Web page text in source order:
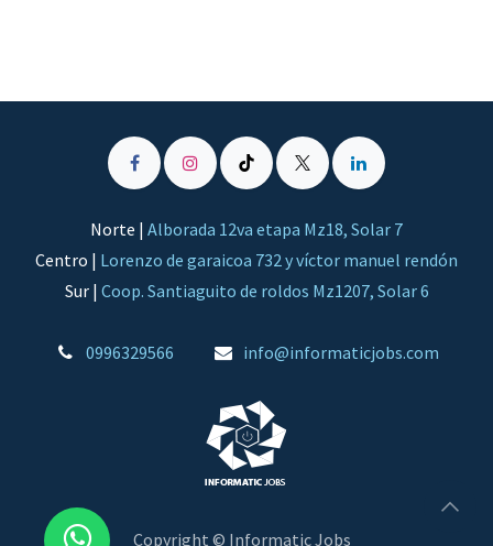
Norte | Alborada 12va etapa Mz18, Solar 7
Centro | Lorenzo de garaicoa 732 y víctor manuel rendón
Sur | Coop. Santiaguito de roldos Mz1207, Solar 6
0996329566 ​info@informaticjobs.com
Copyright © Informatic Jobs